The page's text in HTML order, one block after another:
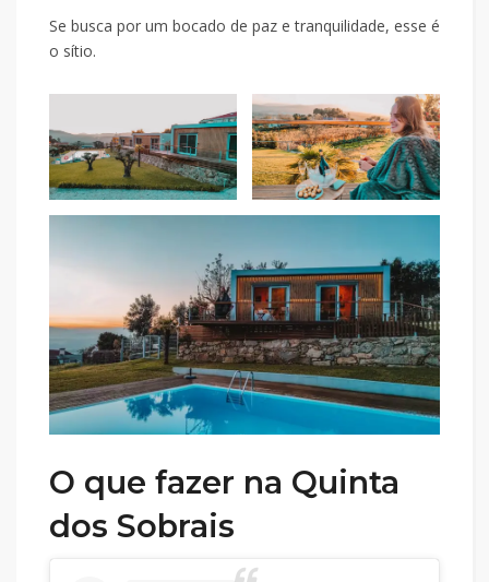
Se busca por um bocado de paz e tranquilidade, esse é
o sítio.
O que fazer na Quinta
dos Sobrais